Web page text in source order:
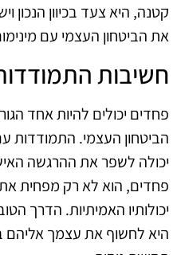
קטנה, היא צעד בכיוון הנכון
את הביטחון העצמי עם
חשיבות
פחדים יכולים להיות אחד
הביטחון העצמי. התמודדות
יכולה לשפר את ההרגשה
פחדים, הוא לא רק מפחית
יכולותיו האמיתיות. הדרך
היא לחשוף את עצמך אליהם